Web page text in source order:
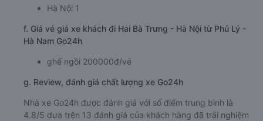
Hà Nội 1
f. Giá vé giá xe khách đi Hai Bà Trưng - Hà Nội từ Phủ Lý -
Hà Nam Go24h
ghế ngồi 200000đ/vé
g. Review, đánh giá chất lượng xe Go24h
Nhà xe Go24h được đánh giá với số điểm trung bình là
4.8/5 dựa trên 13 đánh giá của khách hàng đã trải nghiệm